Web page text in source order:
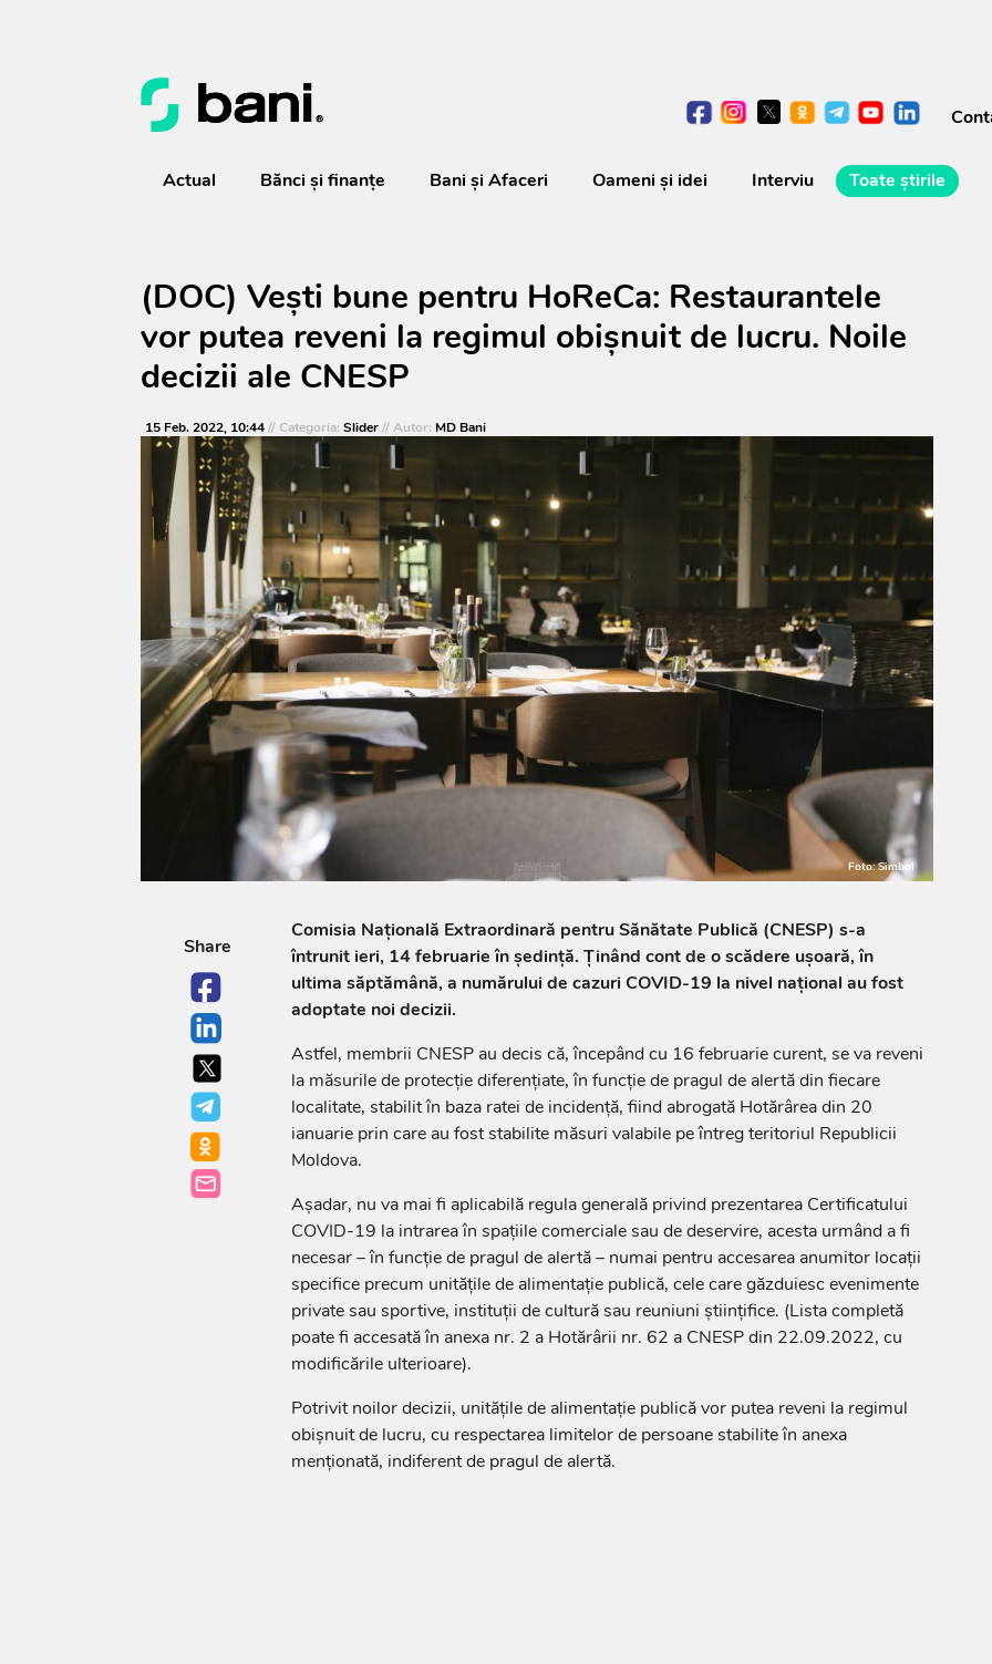
Actual Bănci şi finanţe Bani și Afaceri Oameni şi idei Interviu Toate știrile
(DOC) Vești bune pentru HoReCa: Restaurantele
vor putea reveni la regimul obișnuit de lucru. Noile
decizii ale CNESP
15 Feb. 2022, 10:44// Categoria: Slider// Autor: MD Bani
Foto: Simbol
Share
Comisia Națională Extraordinară pentru Sănătate Publică (CNESP) s-a
întrunit ieri, 14 februarie în ședință. Ținând cont de o scădere ușoară, în
ultima săptămână, a numărului de cazuri COVID-19 la nivel național au fost
adoptate noi decizii.
Astfel, membrii CNESP au decis că, începând cu 16 februarie curent, se va reveni
la măsurile de protecție diferențiate, în funcție de pragul de alertă din fiecare
localitate, stabilit în baza ratei de incidență, fiind abrogată Hotărârea din 20
ianuarie prin care au fost stabilite măsuri valabile pe întreg teritoriul Republicii
Moldova.
Așadar, nu va mai fi aplicabilă regula generală privind prezentarea Certificatului
COVID-19 la intrarea în spațiile comerciale sau de deservire, acesta urmând a fi
necesar – în funcție de pragul de alertă – numai pentru accesarea anumitor locații
specifice precum unitățile de alimentație publică, cele care găzduiesc evenimente
private sau sportive, instituții de cultură sau reuniuni științifice. (Lista completă
poate fi accesată în anexa nr. 2 a Hotărârii nr. 62 a CNESP din 22.09.2022, cu
modificările ulterioare).
Potrivit noilor decizii, unitățile de alimentație publică vor putea reveni la regimul
obișnuit de lucru, cu respectarea limitelor de persoane stabilite în anexa
menționată, indiferent de pragul de alertă.